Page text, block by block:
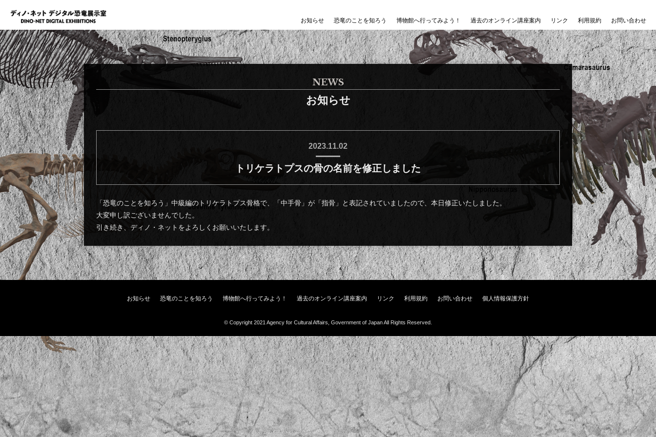
お知らせ 恐竜のことを知ろう 博物館へ行ってみよう！ 過去のオンライン講座案内 リンク 利用規約 お問い合わせ
NEWS
お知らせ
2023.11.02
トリケラトプスの骨の名前を修正しました
「恐竜のことを知ろう」中級編のトリケラトプス骨格で、「中手骨」が「指骨」と表記されていましたので、本日修正いたしました。
大変申し訳ございませんでした。
引き続き、ディノ・ネットをよろしくお願いいたします。
お知らせ 恐竜のことを知ろう 博物館へ行ってみよう！ 過去のオンライン講座案内 リンク 利用規約 お問い合わせ 個人情報保護方針
© Copyright 2021 Agency for Cultural Affairs, Government of Japan All Rights Reserved.